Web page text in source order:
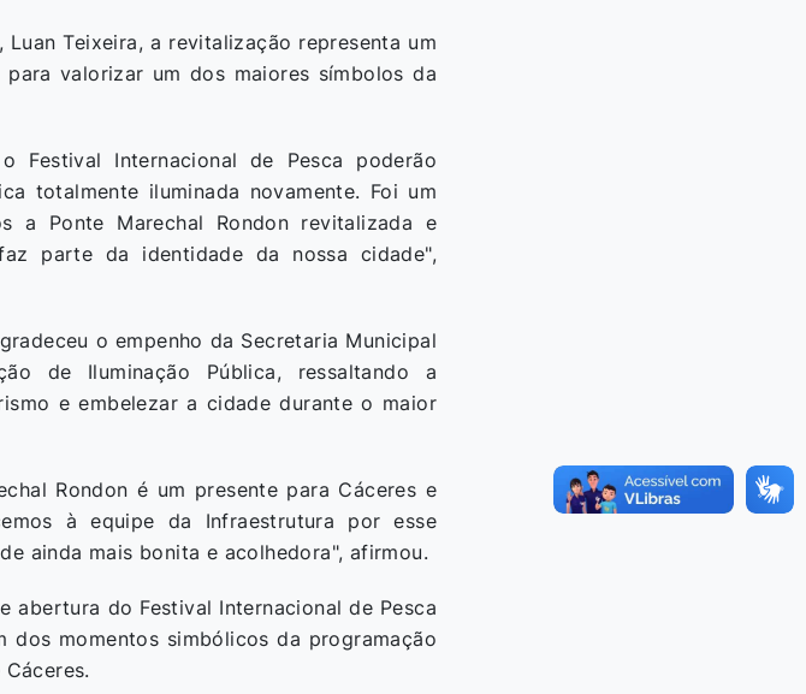
Teixeira, a revitalização representa um
valorizar um dos maiores símbolos da
Festival Internacional de Pesca poderão
totalmente iluminada novamente. Foi um
a Ponte Marechal Rondon revitalizada e
parte da identidade da nossa cidade",
o empenho da Secretaria Municipal
de Iluminação Pública, ressaltando a
e embelezar a cidade durante o maior
Rondon é um presente para Cáceres e
à equipe da Infraestrutura por esse
ainda mais bonita e acolhedora", afirmou.
abertura do Festival Internacional de Pesca
dos momentos simbólicos da programação